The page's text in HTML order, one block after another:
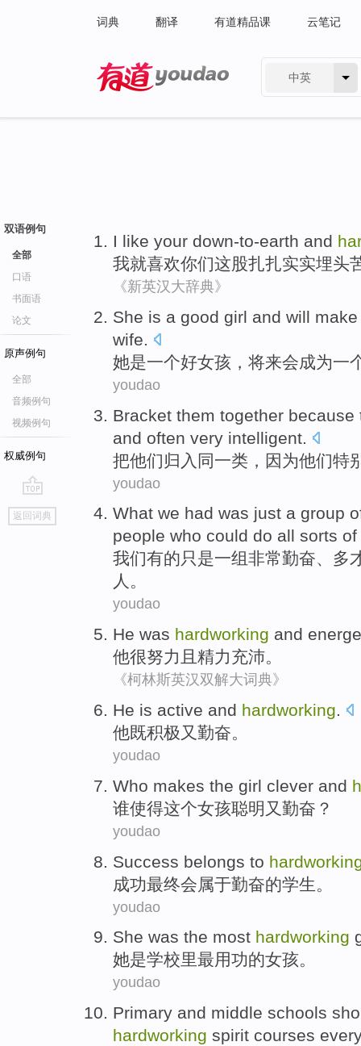
词典 翻译 有道精品课 云笔记
中英
双语例句
全部
口语
书面语
论文
原声例句
全部
音频例句
视频例句
权威例句
go
top
返回词典
I like your down-to-earth and
我就喜欢你们这股扎扎实实埋头
《新英汉大辞典》
She is a good girl and will make
wife.
她是一个好女孩 ， 将来会成为一
youdao
Bracket them together because
and often very intelligent
把他们归入 同一类， 因为他们特
youdao
What we had was just a group
people who could do all sorts of
我们有的只是一组非常勤奋、多
人 。
youdao
He was hardworking and
他很努力 且 精力充沛。
《柯林斯英汉双解大词典》
He is active and hardworking.
他既积极 又 勤奋。
youdao
Who makes the girl clever and
谁使得这个女孩聪明又勤奋？
youdao
Success belongs to
成功最终会属于勤奋的学生。
youdao
She was the most hardworking
她是学校里最用功的女孩。
youdao
Primary and middle schools
hardworking spirit courses